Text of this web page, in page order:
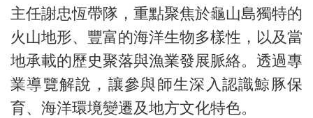
主任謝忠恆帶隊，重點聚焦於龜山島獨特的
火山地形、豐富的海洋生物多樣性，以及當
地承載的歷史聚落與漁業發展脈絡。透過專
業導覽解說，讓參與師生深入認識鯨豚保
育、海洋環境變遷及地方文化特色。